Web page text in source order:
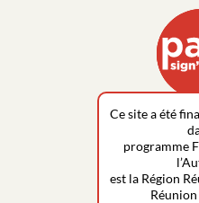
SAS
PANO St
14 rue de
Ce site a été
programme
est la Région